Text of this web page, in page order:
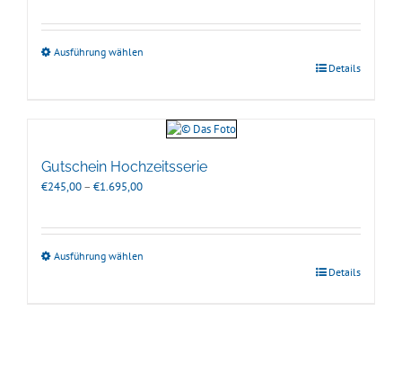
€125,00
Ausführung wählen
Details
Gutschein Hochzeitsserie
€245,00– €1.695,00Preisspanne:
€1.695,00
Ausführung wählen
Details